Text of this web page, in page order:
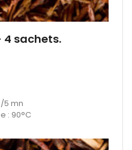
4 sachets.
5 mn
: 90°C